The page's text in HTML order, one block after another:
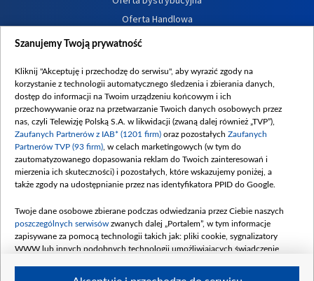
Oferta Handlowa
Dostępność
Procedura zgłoszeń wewnętrznych
Szanujemy Twoją prywatność
Kliknij "Akceptuję i przechodzę do serwisu", aby wyrazić zgody na
korzystanie z technologii automatycznego śledzenia i zbierania danych,
dostęp do informacji na Twoim urządzeniu końcowym i ich
przechowywanie oraz na przetwarzanie Twoich danych osobowych przez
nas, czyli Telewizję Polską S.A. w likwidacji (zwaną dalej również „TVP”),
Zaufanych Partnerów z IAB* (1201 firm) oraz pozostałych Zaufanych
Partnerów TVP (93 firm) , w celach marketingowych (w tym do
zautomatyzowanego dopasowania reklam do Twoich zainteresowań i
mierzenia ich skuteczności) i pozostałych, które wskazujemy poniżej, a
także zgody na udostępnianie przez nas identyfikatora PPID do Google.
Twoje dane osobowe zbierane podczas odwiedzania przez Ciebie naszych
poszczególnych serwisów zwanych dalej „Portalem”, w tym informacje
zapisywane za pomocą technologii takich jak: pliki cookie, sygnalizatory
WWW lub innych podobnych technologii umożliwiających świadczenie